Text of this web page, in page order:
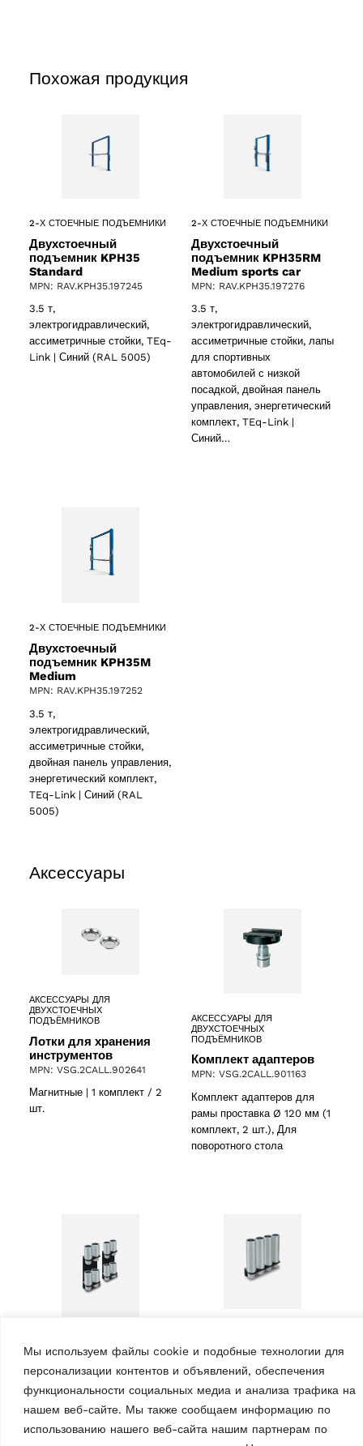
Мы используем файлы cookie и подобные технологии для
персонализации контентов и объявлений, обеспечения
функциональности социальных медиа и анализа трафика на
нашем веб-сайте. Мы также сообщаем информацию по
использованию нашего веб-сайта нашим партнерам по
Похожая продукция
2-Х СТОЕЧНЫЕ ПОДЪЕМНИКИ
Двухстоечный
подъемник KPH35
Standard
MPN: RAV.KPH35.197245
3.5 т,
электрогидравлический,
ассиметричные стойки, TEq-
Link | Синий (RAL 5005)
2-Х СТОЕЧНЫЕ ПОДЪЕМНИКИ
Двухстоечный
подъемник KPH35RM
Medium sports car
MPN: RAV.KPH35.197276
3.5 т,
электрогидравлический,
ассиметричные стойки, лапы
для спортивных
автомобилей с низкой
посадкой, двойная панель
управления, энергетический
комплект, TEq-Link |
Синий…
2-Х СТОЕЧНЫЕ ПОДЪЕМНИКИ
Двухстоечный
подъемник KPH35M
Medium
MPN: RAV.KPH35.197252
3.5 т,
электрогидравлический,
ассиметричные стойки,
двойная панель управления,
энергетический комплект,
TEq-Link | Синий (RAL
5005)
Аксессуары
АКСЕССУАРЫ ДЛЯ
ДВУХСТОЕЧНЫХ
ПОДЪЁМНИКОВ
Лотки для хранения
инструментов
MPN: VSG.2CALL.902641
Магнитные | 1 комплект / 2
шт.
АКСЕССУАРЫ ДЛЯ
ДВУХСТОЕЧНЫХ
ПОДЪЁМНИКОВ
Комплект адаптеров
MPN: VSG.2CALL.901163
Комплект адаптеров для
рамы проставка Ø 120 мм (1
комплект, 2 шт.), Для
поворотного стола
АКСЕССУАРЫ ДЛЯ
ДВУХСТОЕЧНЫХ
Удлинители адаптера
для
электромеханических
подъемников
ПОДЪЁМНИКОВ
Удлинители адаптера
MPN: VSG.2CALL.901248
4 x 200 мм, вкл. кроншт.ейн
для установки на опоры | 1